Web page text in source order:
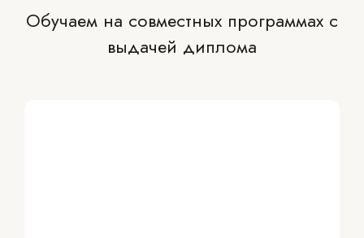
Обучаем на совместных программах с
выдачей диплома